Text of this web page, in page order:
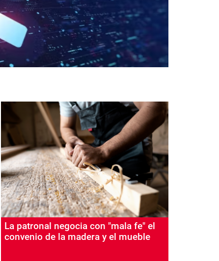
La patronal negocia con "mala fe" el
convenio de la madera y el mueble